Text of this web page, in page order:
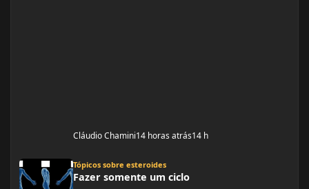
Cláudio Chamini14 horas atrás14 h
Tópicos sobre esteroides
Fazer somente um ciclo